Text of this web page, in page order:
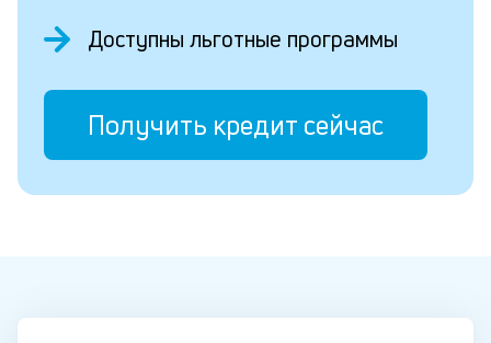
Доступны льготные программы
Получить кредит сейчас